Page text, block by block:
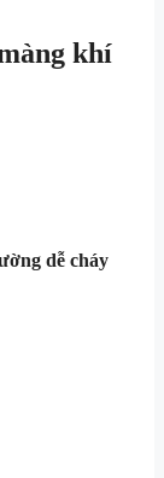
khí
dễ cháy